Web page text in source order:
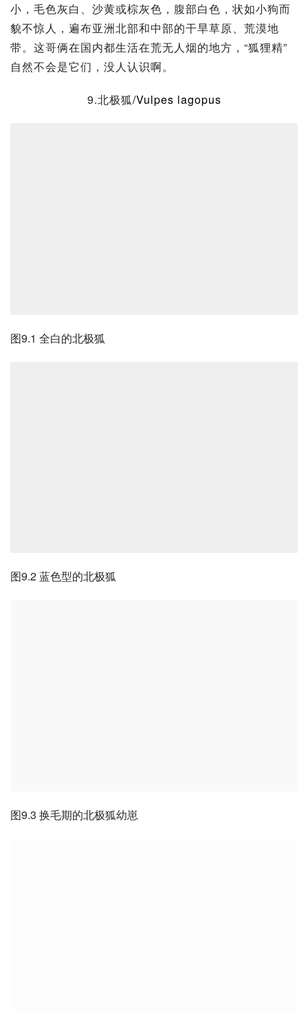
小，毛色灰白、沙黄或棕灰色，腹部白色，状如小狗而
貌不惊人，遍布亚洲北部和中部的干旱草原、荒漠地
带。这哥俩在国内都生活在荒无人烟的地方，“狐狸精”
自然不会是它们，没人认识啊。
9.北极狐/Vulpes lagopus
图9.1 全白的北极狐
图9.2 蓝色型的北极狐
图9.3 换毛期的北极狐幼崽